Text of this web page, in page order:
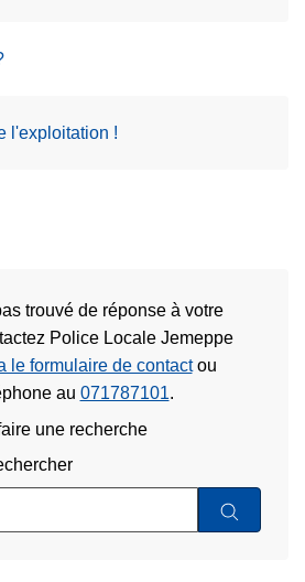
l'exploitation !
trouvé de réponse à votre
Police Locale Jemeppe
le formulaire de contactou
au 071787101.
une recherche